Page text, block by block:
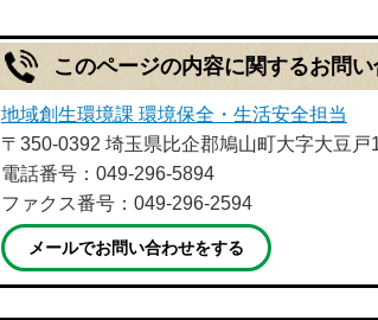
このページの内容に関するお問
地域創生環境課 環境保全・生活安全担当
〒350-0392 埼玉県比企郡鳩山町大字大豆戸
電話番号：049-296-5894
ファクス番号：049-296-2594
メールでお問い合わせをする